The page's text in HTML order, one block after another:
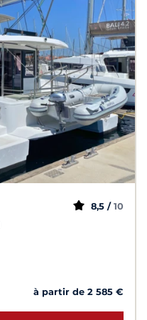
8,5 / 10
à partir de 2 585 €